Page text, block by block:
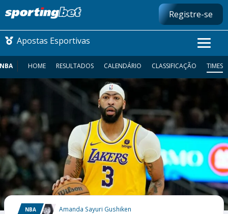
Registre-se
Apostas Esportivas
CONMEBOL LIBERTADORES
FUTEBOL NACIONAL
FUTEBOL INTERNACIONAL
COMO APOSTAR
MAIS ESPORTES
NBA HOME RESULTADOS CALENDÁRIO CLASSIFICAÇÃO TIMES
NBA
Amanda Sayuri Gushiken